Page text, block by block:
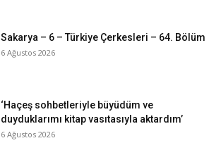
Sakarya – 6 – Türkiye Çerkesleri – 64. Bölüm
6 Ağustos 2026
‘Haçeş sohbetleriyle büyüdüm ve
duyduklarımı kitap vasıtasıyla aktardım’
6 Ağustos 2026